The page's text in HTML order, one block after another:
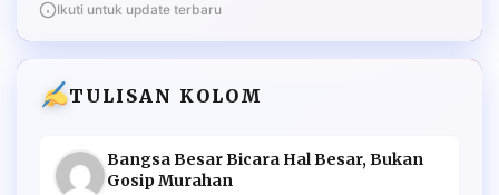
Ikuti untuk update terbaru
TULISAN KOLOM
Bangsa Besar Bicara Hal Besar, Bukan
Gosip Murahan